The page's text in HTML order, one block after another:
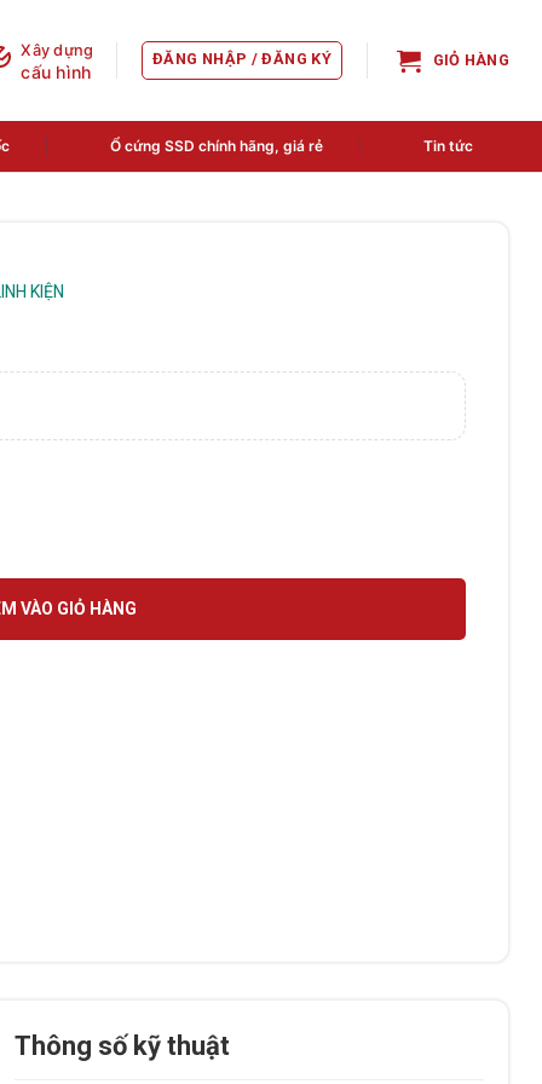
Xây dựng
cấu hình
ĐĂNG NHẬP / ĐĂNG KÝ GIỎ HÀNG
Ổ cứng SSD chính hãng, giá rẻ Tin tức
KIỆN
VÀO GIỎ HÀNG
Thông số kỹ thuật